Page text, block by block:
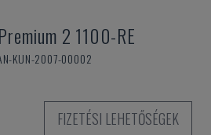
Premium 2 1100-RE
KUN-2007-00002
FIZETÉSI LEHETŐSÉGEK